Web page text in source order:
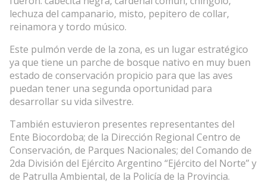
lechuza del campanario, misto, pepitero de collar,
reinamora y tordo músico.
Este pulmón verde de la zona, es un lugar estratégico
ya que tiene un parche de bosque nativo en muy buen
estado de conservación propicio para que las aves
puedan tener una segunda oportunidad para
desarrollar su vida silvestre.
También estuvieron presentes representantes del
Ente Biocordoba; de la Dirección Regional Centro de
Conservación, de Parques Nacionales; del Comando de
2da División del Ejército Argentino “Ejército del Norte” y
de Patrulla Ambiental, de la Policía de la Provincia.